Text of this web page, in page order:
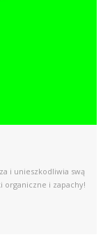
i unieszkodliwia swą
i zapachy!